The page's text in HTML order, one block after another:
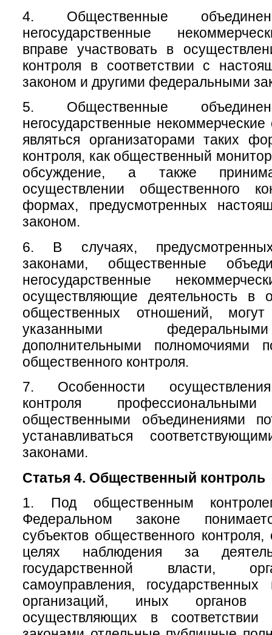
4. Общественные
негосударственные
вправе участвовать в
контроля в соответствии с
законом и другими федеральными
5. Общественные
негосударственные некоммерческие
являться организаторами таких
контроля, как общественный
обсуждение, а также
осуществлении общественного
формах, предусмотренных
законом.
6. В случаях,
законами, общественные
негосударственные
осуществляющие деятельность в
общественных отношений,
указанными
дополнительными полномочиями
общественного контроля.
7. Особенности
контроля
общественными объединениями
устанавливаться
законами.
Статья 4. Общественный контроль
1. Под общественным
Федеральном законе
субъектов общественного
целях наблюдения за
государственной власти,
самоуправления,
организаций, иных органов
осуществляющих в